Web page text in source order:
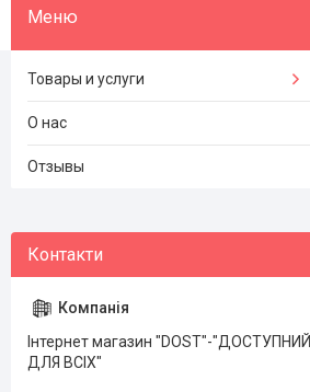
Товары и услуги
О нас
Отзывы
Інтернет магазин "DOST"-"ДОСТУПНИЙ
ДЛЯ ВСІХ"